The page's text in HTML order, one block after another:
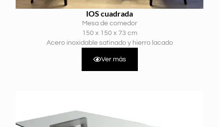
IOS cuadrada
Mesa de comedor
150 x 150 x 73 cm
Acero inoxidable satinado y hierro lacado
Ver más